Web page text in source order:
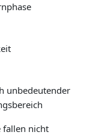
unbedeutender
fallen nicht